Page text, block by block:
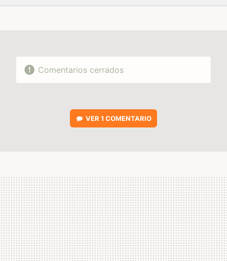
FACEBOOK
TWITTERFLIPBOARD
E-
WHATSAPP
Comentarios cerrados
VER 1 COMENTARIO